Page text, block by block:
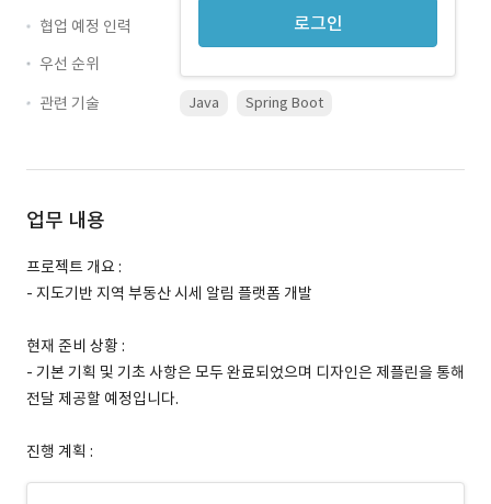
로그인
협업 예정 인력
우선 순위
관련 기술
Java Spring Boot
업무 내용
프로젝트 개요 :
- 지도기반 지역 부동산 시세 알림 플랫폼 개발
현재 준비 상황 :
- 기본 기획 및 기초 사항은 모두 완료되었으며 디자인은 제플린을 통해
전달 제공할 예정입니다.
진행 계획 :